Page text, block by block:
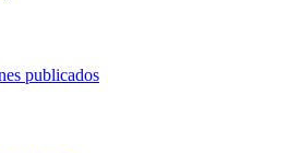
publicados